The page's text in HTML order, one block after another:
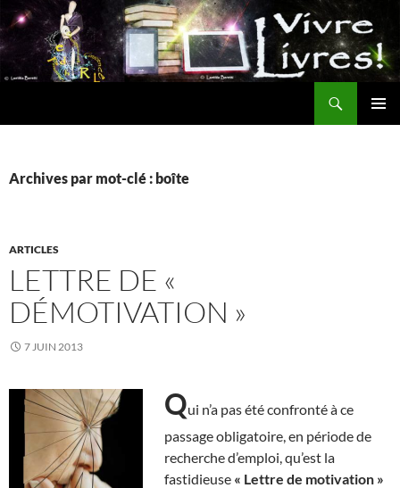
Aller
au
contenu
Archives par mot-clé : boîte
ARTICLES
LETTRE DE «
DÉMOTIVATION »
7 JUIN 2013
Qui n’a pas été confronté à ce
passage obligatoire, en période de
recherche d’emploi, qu’est la
fastidieuse « Lettre de motivation »